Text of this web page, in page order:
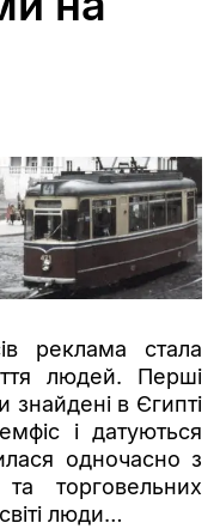
реклама стала
людей. Перші
знайдені в Єгипті
і датуються
одночасно з
торговельних
люди…